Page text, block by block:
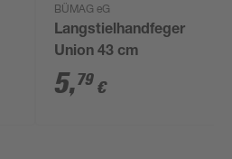
BÜMAG eG
Langstielhandfeger
Union 43 cm
5,79 €